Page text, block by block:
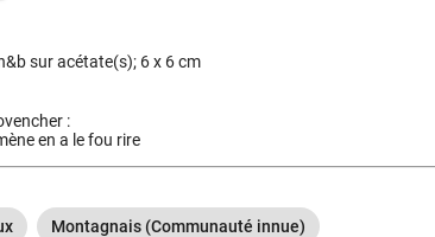
sur acétate(s); 6 x 6 cm
:
en a le fou rire
Montagnais (Communauté innue)